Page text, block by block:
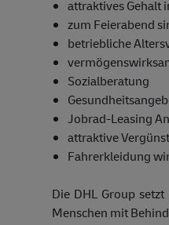
attraktives Gehalt
zum Feierabend
betriebliche
Sozialberatung
Jobrad-Leasing
attraktive
Fahrerkleidung
Die DHL Group
Menschen mit